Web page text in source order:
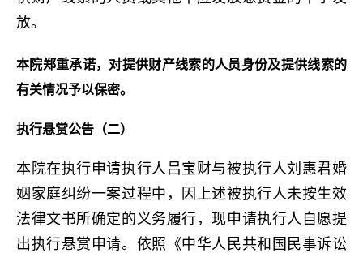
放。
本院郑重承诺，对提供财产线索的人员身份及提供线索的
有关情况予以保密。
执行悬赏公告（二）
本院在执行申请执行人吕宝财与被执行人刘惠君婚
姻家庭纠纷一案过程中，因上述被执行人未按生效
法律文书所确定的义务履行，现申请执行人自愿提
出执行悬赏申请。依照《中华人民共和国民事诉讼